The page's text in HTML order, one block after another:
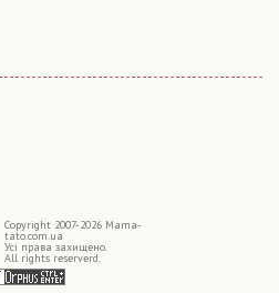
Copyright 2007-2026 Mama-
tato.com.ua
Усі права захищено.
All rights reserverd.